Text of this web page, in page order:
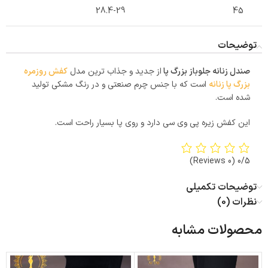
45
28.4-29
توضیحات
صندل زنانه جلوباز بزرگ پااز جدید و جذاب ترین مدل کفش روزمره
بزرگ پا زنانه است که با جنس چرم صنعتی و در رنگ مشکی تولید
شده است.
این کفش زیره پی وی سی دارد و روی پا بسیار راحت است.
0/5
(0 Reviews)
توضیحات تکمیلی
نظرات (0)
محصولات مشابه